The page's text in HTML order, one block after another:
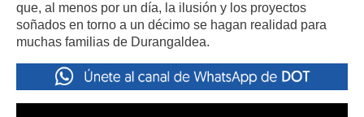
que, al menos por un día, la ilusión y los proyectos
soñados en torno a un décimo se hagan realidad para
muchas familias de Durangaldea.